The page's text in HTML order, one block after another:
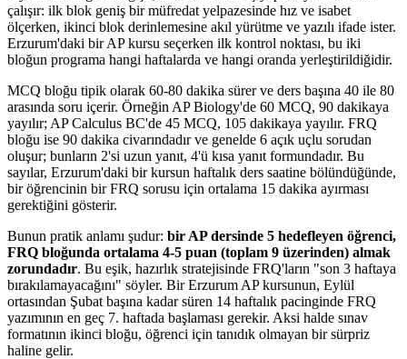
çalışır: ilk blok geniş bir müfredat yelpazesinde hız ve isabet
ölçerken, ikinci blok derinlemesine akıl yürütme ve yazılı ifade ister.
Erzurum'daki bir AP kursu seçerken ilk kontrol noktası, bu iki
bloğun programa hangi haftalarda ve hangi oranda yerleştirildiğidir.
MCQ bloğu tipik olarak 60-80 dakika sürer ve ders başına 40 ile 80
arasında soru içerir. Örneğin AP Biology'de 60 MCQ, 90 dakikaya
yayılır; AP Calculus BC'de 45 MCQ, 105 dakikaya yayılır. FRQ
bloğu ise 90 dakika civarındadır ve genelde 6 açık uçlu sorudan
oluşur; bunların 2'si uzun yanıt, 4'ü kısa yanıt formundadır. Bu
sayılar, Erzurum'daki bir kursun haftalık ders saatine bölündüğünde,
bir öğrencinin bir FRQ sorusu için ortalama 15 dakika ayırması
gerektiğini gösterir.
Bunun pratik anlamı şudur: bir AP dersinde 5 hedefleyen öğrenci,
FRQ bloğunda ortalama 4-5 puan (toplam 9 üzerinden) almak
zorundadır. Bu eşik, hazırlık stratejisinde FRQ'ların "son 3 haftaya
bırakılamayacağını" söyler. Bir Erzurum AP kursunun, Eylül
ortasından Şubat başına kadar süren 14 haftalık pacinginde FRQ
yazımının en geç 7. haftada başlaması gerekir. Aksi halde sınav
formatının ikinci bloğu, öğrenci için tanıdık olmayan bir sürpriz
haline gelir.